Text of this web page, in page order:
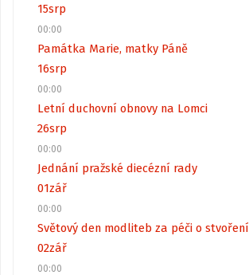
15srp
00:00
Památka Marie, matky Páně
16srp
00:00
Letní duchovní obnovy na Lomci
26srp
00:00
Jednání pražské diecézní rady
01zář
00:00
Světový den modliteb za péči o stvoření
02zář
00:00